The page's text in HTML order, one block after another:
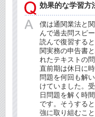
効果的な学習方
僕は通関業法と
んで過去問スピ
読んで復習する
関実務の申告書
れたテキストの
直前期は休日に
問題を何回も解
けていました。
日問題を解く時
です。そうする
強に取り組むこ